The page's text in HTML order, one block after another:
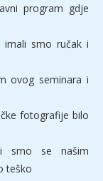
program gdje
imali smo ručak i
ovog seminara i
fotografije bilo
smo se našim
teško